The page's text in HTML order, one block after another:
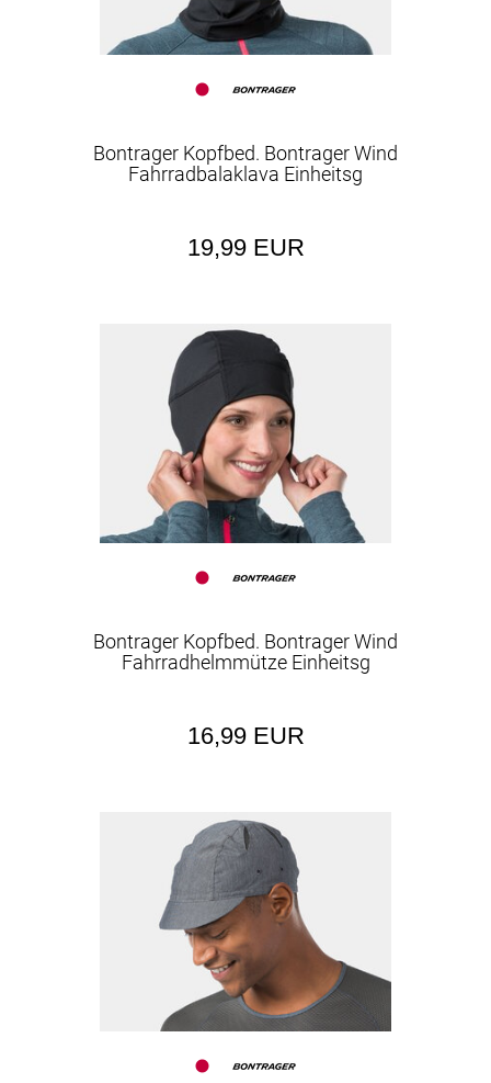
Bontrager Kopfbed. Bontrager Wind
Fahrradbalaklava Einheitsg
19,99 EUR
Bontrager Kopfbed. Bontrager Wind
Fahrradhelmmütze Einheitsg
16,99 EUR